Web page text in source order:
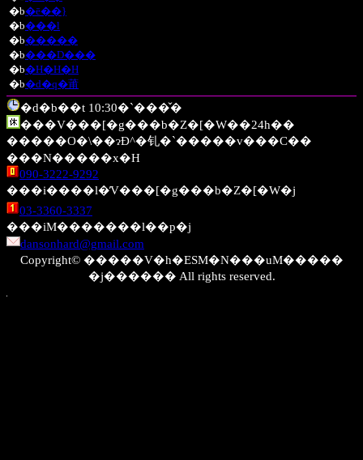
�b�ē��}
�b���l
�b�����
�b���D���
�b�H�H�H
�b�d�q�莆
�d�b��t 10:30�`���̌�
���V���[�g���b�Z�[�W��24h��
�����O�\��ɂĐ^�钆�`�����v���C��
���N�����x�H
090-3222-9292
���i����l�̓V���[�g���b�Z�[�W�j
03-3360-3337
���iM�������l��p�j
dansonhard@gmail.com
Copyright© �����V�h�ESM�N���uM�����
�j������ All rights reserved.